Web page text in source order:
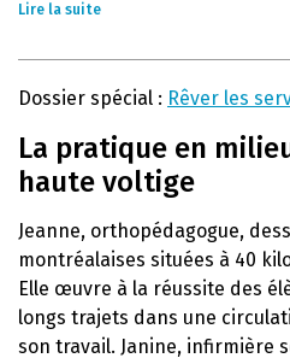
Lire la suite
Dossier spécial : Rêver les
La pratique en
haute voltige
Jeanne, orthopédagogue,
montréalaises situées à 40
Elle œuvre à la réussite des
longs trajets dans une
son travail. Janine, infirmière